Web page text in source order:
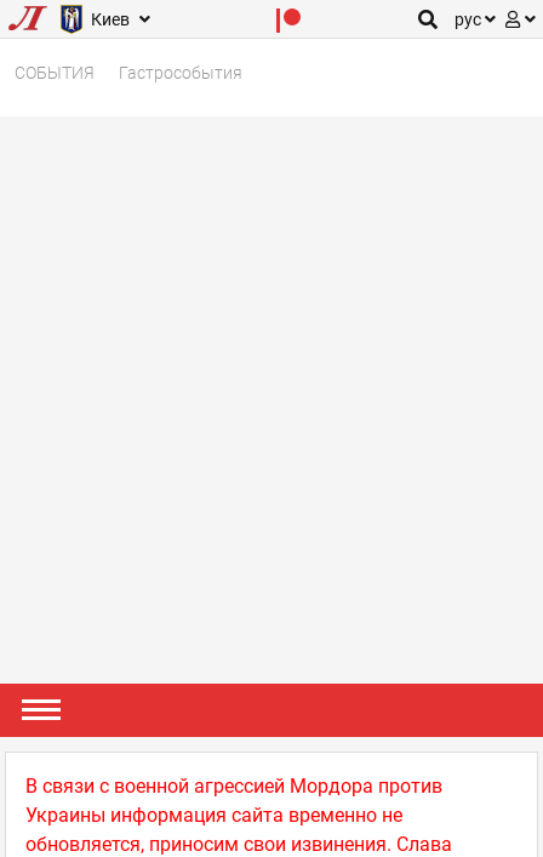
Киев рус
СОБЫТИЯ Гастрособытия
В связи с военной агрессией Мордора против
Украины информация сайта временно не
обновляется, приносим свои извинения. Слава